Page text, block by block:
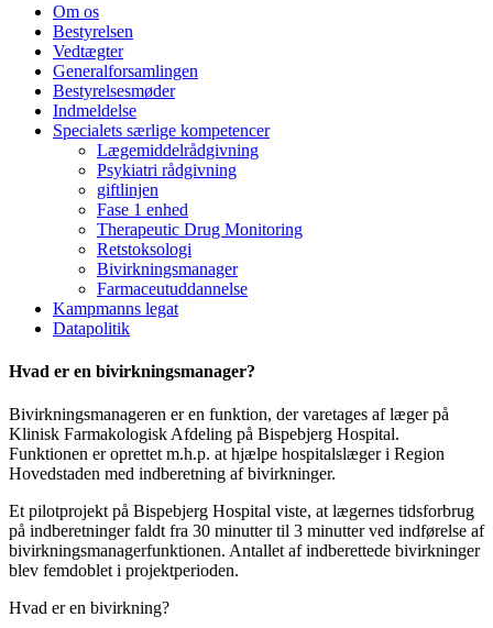
Om os
Bestyrelsen
Vedtægter
Generalforsamlingen
Bestyrelsesmøder
Indmeldelse
Specialets særlige kompetencer
Lægemiddelrådgivning
Psykiatri rådgivning
giftlinjen
Fase 1 enhed
Therapeutic Drug Monitoring
Retstoksologi
Bivirkningsmanager
Farmaceutuddannelse
Kampmanns legat
Datapolitik
Hvad er en bivirkningsmanager?
Bivirkningsmanageren er en funktion, der varetages af læger på
Klinisk Farmakologisk Afdeling på Bispebjerg Hospital.
Funktionen er oprettet m.h.p. at hjælpe hospitalslæger i Region
Hovedstaden med indberetning af bivirkninger.
Et pilotprojekt på Bispebjerg Hospital viste, at lægernes tidsforbrug
på indberetninger faldt fra 30 minutter til 3 minutter ved indførelse af
bivirkningsmanagerfunktionen. Antallet af indberettede bivirkninger
blev femdoblet i projektperioden.
Hvad er en bivirkning?